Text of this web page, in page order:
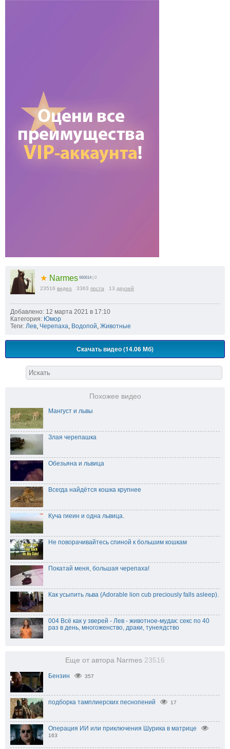
★ Narmes 660614 | 0
23516 видео 3363 поста 13 друзей
Добавлено: 12 марта 2021 в 17:10
Категория: Юмор
Теги: Лев, Черепаха, Водопой, Животные
Скачать видео (14.06 Мб)
Похожее видео
Мангуст и львы
Злая черепашка
Обезьяна и львица
Всегда найдётся кошка крупнее
Куча гиеин и одна львица.
Не поворачивайтесь спиной к большим кошкам
Покатай меня, большая черепаха!
Как усыпить льва (Adorable lion cub preciously falls asleep).
004 Всё как у зверей - Лев - животное-мудак: секс по 40
раз в день, многоженство, драки, тунеядство
Еще от автора Narmes 23516
Бензин 357
подборка тамплиерских песнопений 17
Операция ИИ или приключения Шурика в матрице
163